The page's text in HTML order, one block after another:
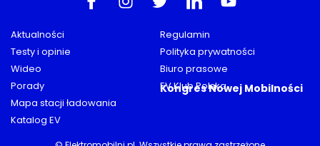
Aktualności
Testy i opinie
Wideo
Porady
Mapa stacji ładowania
Katalog EV
Regulamin
Polityka prywatności
Biuro prasowe
EV Klub Polska
Kongres Nowej Mobilności